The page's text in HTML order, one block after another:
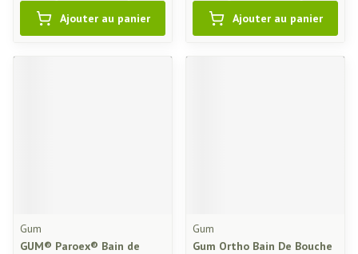
Ajouter au panier Ajouter au panier
Gum
GUM® Paroex® Bain de
Gum
Gum Ortho Bain De Bouche